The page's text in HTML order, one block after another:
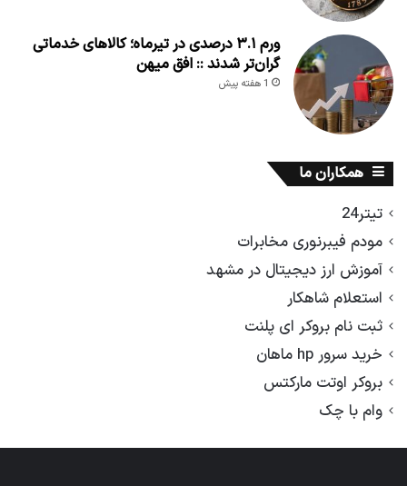
ورم ۳.۱ درصدی در تیرماه؛ کالاهای خدماتی
گران‌تر شدند :: افق میهن
1 هفته پیش
همکاران ما
تیتر24
مودم فیبرنوری مخابرات
آموزش ارز دیجیتال در مشهد
استعلام شاهکار
ثبت نام بروکر ای پلنت
خرید سرور hp ماهان
بروکر اوتت مارکتس
وام با چک